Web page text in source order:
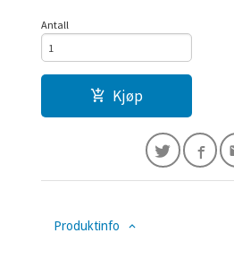
Antall
Kjøp
Produktinfo